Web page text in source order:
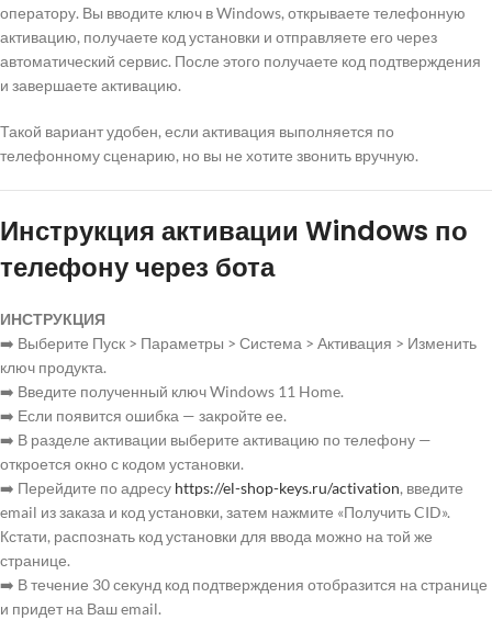
оператору. Вы вводите ключ в Windows, открываете телефонную
активацию, получаете код установки и отправляете его через
автоматический сервис. После этого получаете код подтверждения
и завершаете активацию.
Такой вариант удобен, если активация выполняется по
телефонному сценарию, но вы не хотите звонить вручную.
Инструкция активации Windows по
телефону через бота
ИНСТРУКЦИЯ
➡️ Выберите Пуск > Параметры > Система > Активация > Изменить
ключ продукта.
➡️ Введите полученный ключ Windows 11 Home.
➡️ Если появится ошибка — закройте ее.
➡️ В разделе активации выберите активацию по телефону —
откроется окно с кодом установки.
➡️ Перейдите по адресу https://el-shop-keys.ru/activation, введите
email из заказа и код установки, затем нажмите «Получить CID».
Кстати, распознать код установки для ввода можно на той же
странице.
➡️ В течение 30 секунд код подтверждения отобразится на странице
и придет на Ваш email.